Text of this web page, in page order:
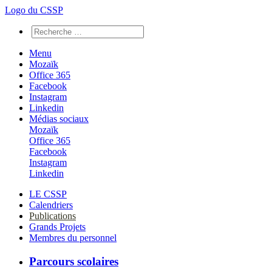
Logo du CSSP
Menu
Mozaïk
Office 365
Facebook
Instagram
Linkedin
Médias sociaux
Mozaïk
Office 365
Facebook
Instagram
Linkedin
LE CSSP
Calendriers
Publications
Grands Projets
Membres du personnel
Parcours scolaires